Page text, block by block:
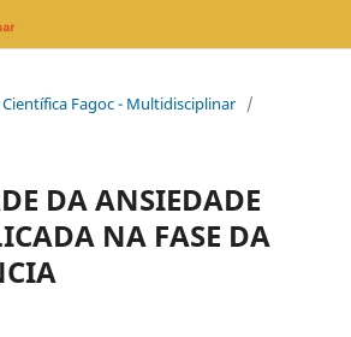
Fagoc - Multidisciplinar /
DA ANSIEDADE
NA FASE DA